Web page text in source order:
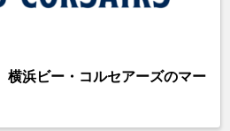
横浜ビー・コルセアーズのマー